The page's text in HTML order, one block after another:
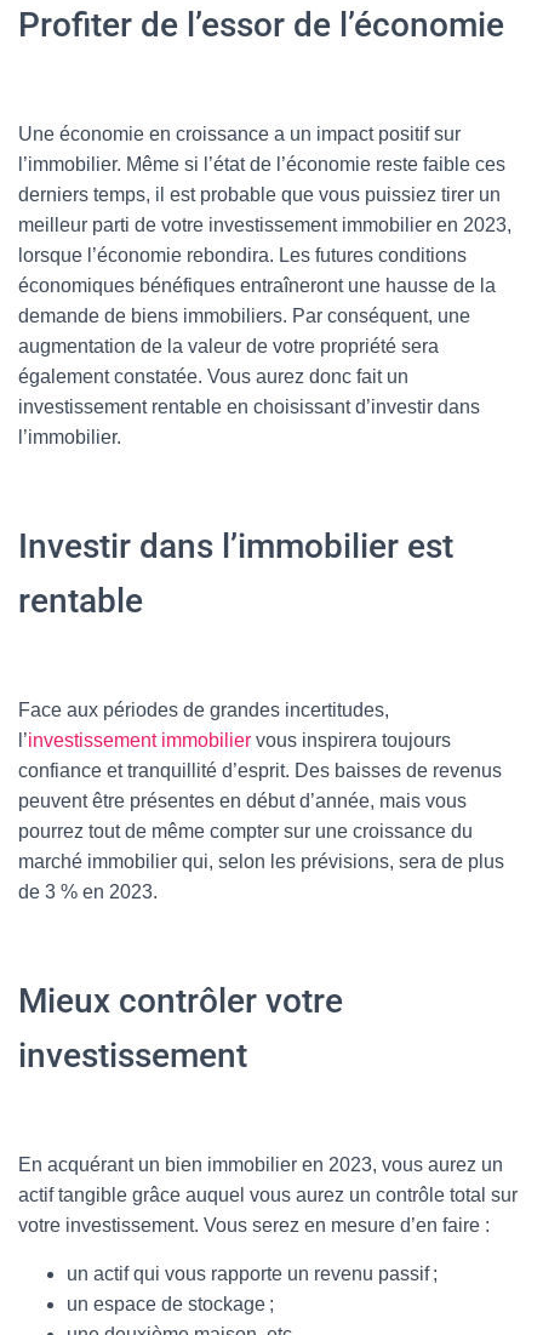
Profiter de l’essor de l’économie
Une économie en croissance a un impact positif sur
l’immobilier. Même si l’état de l’économie reste faible ces
derniers temps, il est probable que vous puissiez tirer un
meilleur parti de votre investissement immobilier en 2023,
lorsque l’économie rebondira. Les futures conditions
économiques bénéfiques entraîneront une hausse de la
demande de biens immobiliers. Par conséquent, une
augmentation de la valeur de votre propriété sera
également constatée. Vous aurez donc fait un
investissement rentable en choisissant d’investir dans
l’immobilier.
Investir dans l’immobilier est
rentable
Face aux périodes de grandes incertitudes,
l’investissement immobilier vous inspirera toujours
confiance et tranquillité d’esprit. Des baisses de revenus
peuvent être présentes en début d’année, mais vous
pourrez tout de même compter sur une croissance du
marché immobilier qui, selon les prévisions, sera de plus
de 3 % en 2023.
Mieux contrôler votre
investissement
En acquérant un bien immobilier en 2023, vous aurez un
actif tangible grâce auquel vous aurez un contrôle total sur
votre investissement. Vous serez en mesure d’en faire :
un actif qui vous rapporte un revenu passif ;
un espace de stockage ;